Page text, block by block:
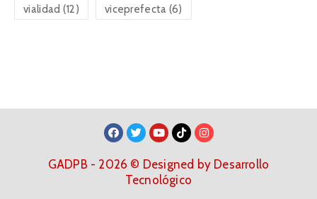
vialidad (12) viceprefecta (6)
GADPB - 2026 © Designed by Desarrollo
Tecnológico